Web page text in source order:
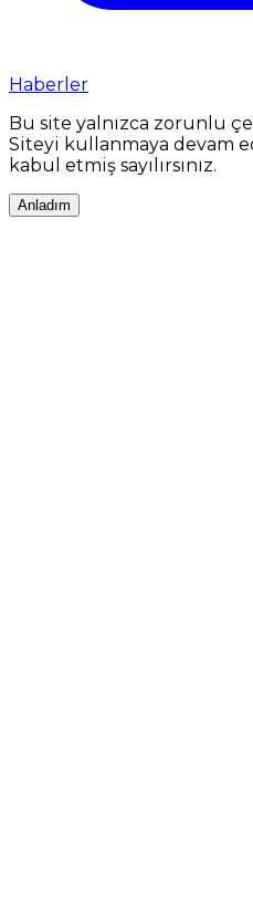
Haberler
Bu site yalnızca zorunlu
Siteyi kullanmaya devam
kabul etmiş sayılırsınız.
Anladım